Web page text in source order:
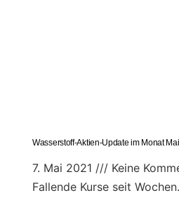
Wasserstoff-Aktien-Update im Monat Mai
7. Mai 2021
Keine
Fallende Kurse seit